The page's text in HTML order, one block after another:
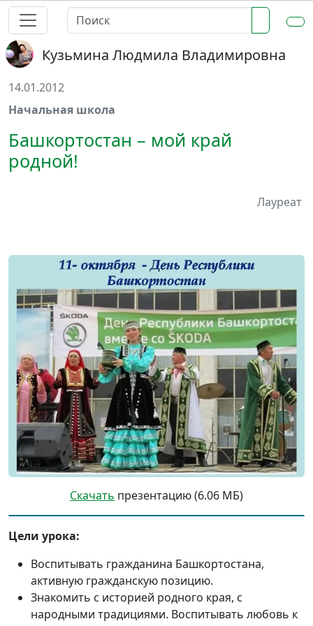
Кузьмина Людмила Владимировна
14.01.2012
Начальная школа
Башкортостан – мой край
родной!
Лауреат
Скачать презентацию (6.06 МБ)
Цели урока:
Воспитывать гражданина Башкортостана,
активную гражданскую позицию.
Знакомить с историей родного края, с
народными традициями. Воспитывать любовь к